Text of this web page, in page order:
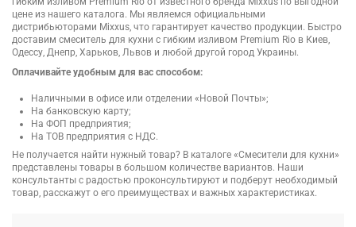
цене из нашего каталога. Мы являемся официальными
дистрибьюторами Mixxus, что гарантирует качество продукции. Быстро
доставим смеситель для кухни с гибким изливом Premium Rio в Киев,
Одессу, Днепр, Харьков, Львов и любой другой город Украины.
Оплачивайте удобным для вас способом:
Наличными в офисе или отделении «Новой Почты»;
На банковскую карту;
На ФОП предприятия;
На ТОВ предприятия с НДС.
Не получается найти нужный товар? В каталоге «Смесители для кухни»
представлены товары в большом количестве вариантов. Наши
консультанты с радостью проконсультируют и подберут необходимый
товар, расскажут о его преимуществах и важных характеристиках.